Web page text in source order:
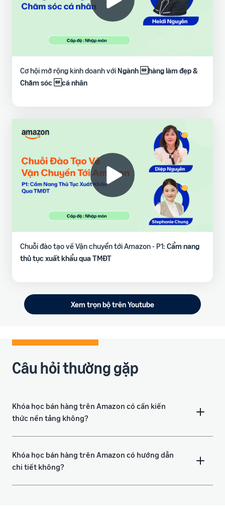
Cơ hội mở rộng kinh doanh vớiNgành hàng làm đẹp &
Chăm sóc cá nhân
Chuỗi đào tạo về Vận chuyển tới Amazon - P1: Cẩm nang
thủ tục xuất khẩu qua TMĐT
Xem trọn bộ trên Youtube
Câu hỏi thường gặp
Khóa học bán hàng trên Amazon có cần kiến
thức nền tảng không?
Khóa học bán hàng trên Amazon có hướng dẫn
chi tiết không?